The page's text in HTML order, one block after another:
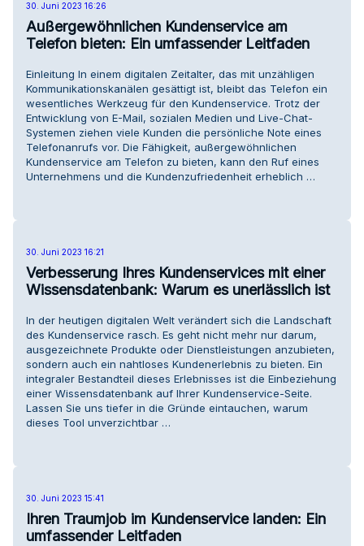
30. Juni 2023 16:26
Außergewöhnlichen Kundenservice am
Telefon bieten: Ein umfassender Leitfaden
Einleitung In einem digitalen Zeitalter, das mit unzähligen
Kommunikationskanälen gesättigt ist, bleibt das Telefon ein
wesentliches Werkzeug für den Kundenservice. Trotz der
Entwicklung von E-Mail, sozialen Medien und Live-Chat-
Systemen ziehen viele Kunden die persönliche Note eines
Telefonanrufs vor. Die Fähigkeit, außergewöhnlichen
Kundenservice am Telefon zu bieten, kann den Ruf eines
Unternehmens und die Kundenzufriedenheit erheblich …
30. Juni 2023 16:21
Verbesserung Ihres Kundenservices mit einer
Wissensdatenbank: Warum es unerlässlich ist
In der heutigen digitalen Welt verändert sich die Landschaft
des Kundenservice rasch. Es geht nicht mehr nur darum,
ausgezeichnete Produkte oder Dienstleistungen anzubieten,
sondern auch ein nahtloses Kundenerlebnis zu bieten. Ein
integraler Bestandteil dieses Erlebnisses ist die Einbeziehung
einer Wissensdatenbank auf Ihrer Kundenservice-Seite.
Lassen Sie uns tiefer in die Gründe eintauchen, warum
dieses Tool unverzichtbar …
30. Juni 2023 15:41
Ihren Traumjob im Kundenservice landen: Ein
umfassender Leitfaden